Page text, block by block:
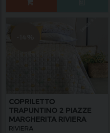
COPRILETTO
TRAPUNTINO 2 PIAZZE
MARGHERITA RIVIERA
RIVIERA